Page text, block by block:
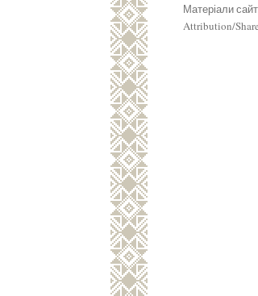
Матеріали
Attribution/